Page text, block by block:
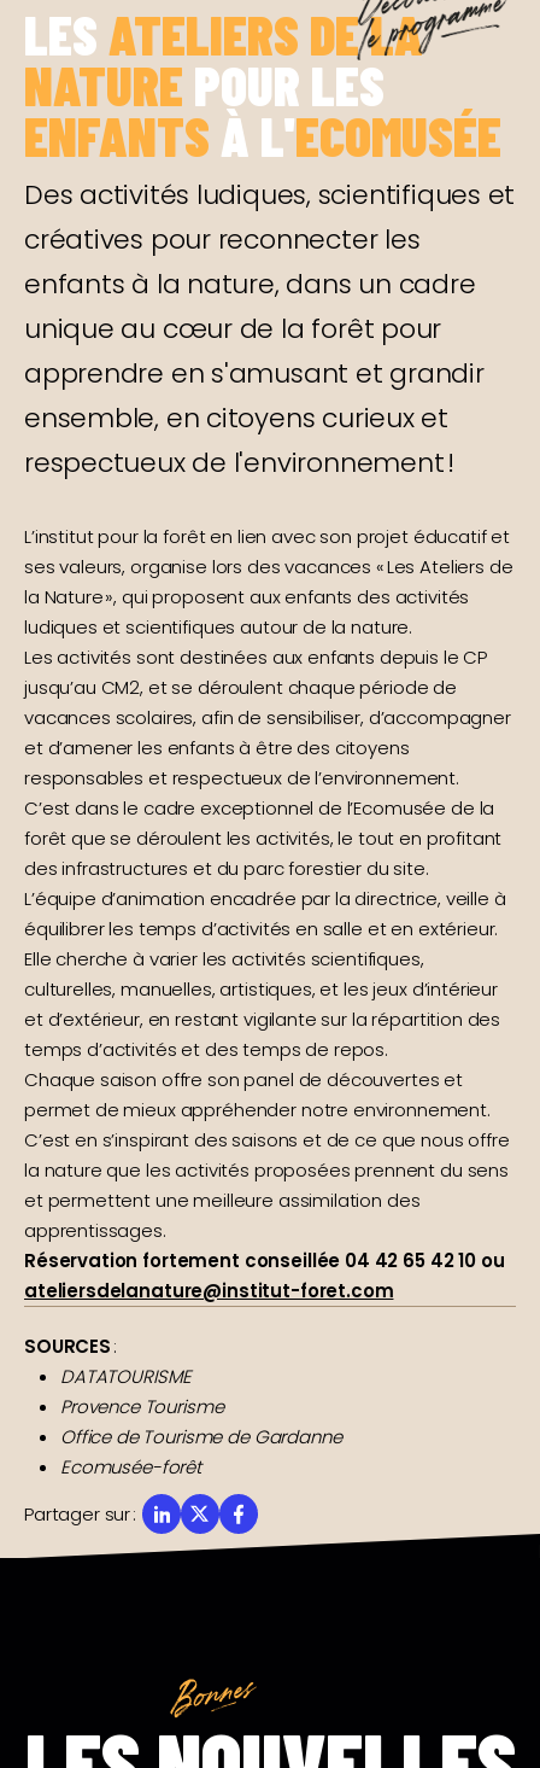
LES ATELIERS DE LA
NATURE POUR LES
ENFANTS À L'ECOMUSÉE
Des activités ludiques, scientifiques et
créatives pour reconnecter les
enfants à la nature, dans un cadre
unique au cœur de la forêt pour
apprendre en s'amusant et grandir
ensemble, en citoyens curieux et
respectueux de l'environnement !
L’institut pour la forêt en lien avec son projet éducatif et
ses valeurs, organise lors des vacances « Les Ateliers de
la Nature », qui proposent aux enfants des activités
ludiques et scientifiques autour de la nature.
Les activités sont destinées aux enfants depuis le CP
jusqu’au CM2, et se déroulent chaque période de
vacances scolaires, afin de sensibiliser, d’accompagner
et d’amener les enfants à être des citoyens
responsables et respectueux de l’environnement.
C’est dans le cadre exceptionnel de l’Ecomusée de la
forêt que se déroulent les activités, le tout en profitant
des infrastructures et du parc forestier du site.
L’équipe d’animation encadrée par la directrice, veille à
équilibrer les temps d’activités en salle et en extérieur.
Elle cherche à varier les activités scientifiques,
culturelles, manuelles, artistiques, et les jeux d’intérieur
et d’extérieur, en restant vigilante sur la répartition des
temps d’activités et des temps de repos.
Chaque saison offre son panel de découvertes et
permet de mieux appréhender notre environnement.
C’est en s’inspirant des saisons et de ce que nous offre
la nature que les activités proposées prennent du sens
et permettent une meilleure assimilation des
apprentissages.
Réservation fortement conseillée 04 42 65 42 10 ou
ateliersdelanature@institut-foret.com
SOURCES:
DATATOURISME
Provence Tourisme
Office de Tourisme de Gardanne
Ecomusée-forêt
Partager sur: